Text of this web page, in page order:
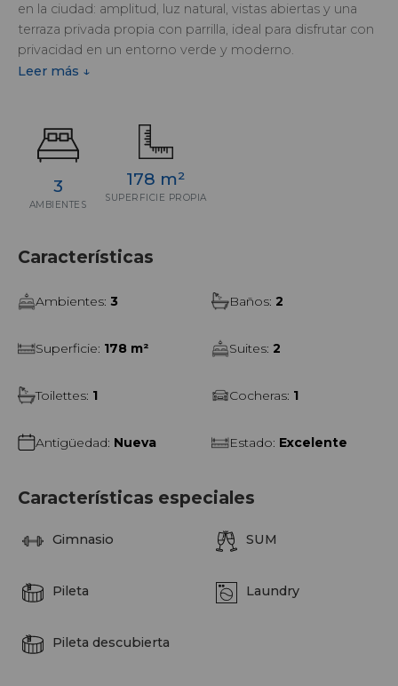
en la ciudad: amplitud, luz natural, vistas abiertas y una
terraza privada propia con parrilla, ideal para disfrutar con
privacidad en un entorno verde y moderno.
La unidad combina diseño, funcionalidad y terminaciones
Forma parte de un proyecto de ABV Arquitectos que
integra naturaleza, innovación y arquitectura en una de las
zonas con mayor proyección de Núñez.
Dentro de un entorno conectado con universidades,
Leer más ↓
3
AMBIENTES
178 m²
SUPERFICIE PROPIA
Características
Ambientes: 3 Baños: 2
Superficie: 178 m² Suites: 2
Toilettes: 1 Cocheras: 1
Antigüedad: Nueva Estado: Excelente
Características especiales
Gimnasio SUM
Pileta Laundry
Pileta descubierta